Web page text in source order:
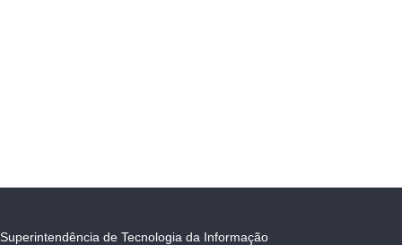
Superintendência de Tecnologia da Informação